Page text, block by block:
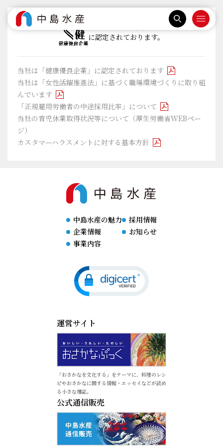
に認定されております。
当社は「健康優良企業」に認定されております
当社は「女性活躍推進法」に基づく職場環境づくりに取り組
んでいます
「正規雇用労働者の中途採用比率」について
当社の育児休業取得状況等について（厚生労働省WEBペー
ジ）
カスタマーハラスメントに対する基本方針
中島水産の魅力
企業情報
事業内容
採用情報
お知らせ
運営サイト
「おさかなを文化する」をテーマに、料理のレシ
ピやおさかなに関する情報・エッセイなどが読め
る小さな雑誌。
公式通信販売